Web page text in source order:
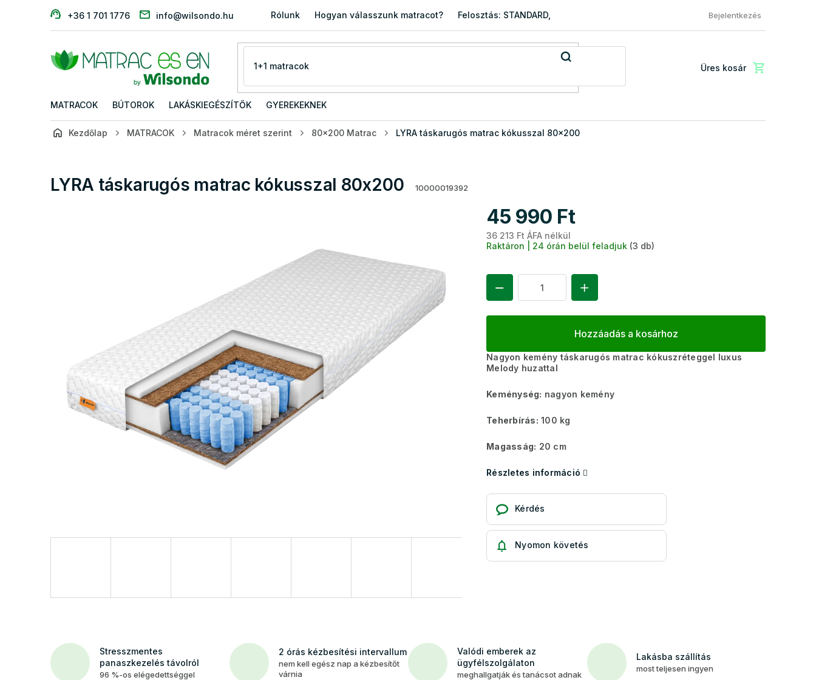
+36 1 701 1776 info@wilsondo.hu Rólunk Hogyan válasszunk matracot? Felosztás: STANDARD, PREMIUM a EXCLUSIVE Reklamácio és áru visszaküldése
Bejelentkezés
Kosár
Üres kosár
MATRACOK BÚTOROK LAKÁSKIEGÉSZÍTŐK GYEREKEKNEK
Kezdőlap MATRACOK Matracok méret szerint 80x200 Matrac LYRA táskarugós matrac kókusszal 80x200
LYRA táskarugós matrac kókusszal 80x200 10000019392
45 990 Ft
36 213 Ft ÁFA nélkül
Raktáron | 24 órán belül feladjuk (3 db)
Hozzáadás a kosárhoz
Nagyon kemény táskarugós matrac kókuszréteggel luxus
Melody huzattal
Keménység: nagyon kemény
Teherbírás: 100 kg
Magasság: 20 cm
Részletes információ
Kérdés
Nyomon követés
Stresszmentes
panaszkezelés távolról
96 %-os elégedettséggel
2 órás kézbesítési intervallum
nem kell egész nap a kézbesítőt
várnia
Valódi emberek az
ügyfélszolgálaton
meghallgatják és tanácsot adnak
Lakásba szállítás
most teljesen ingyen